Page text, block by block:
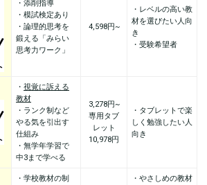
・添削指導
・模試検定あり
・論理的思考を
鍛える「みらい
思考力ワーク」
4,598円~
・レベルの高い教
材を選びたい人向
き
・受験希望者
・ 視覚に訴える
教材
・ランク制など
やる気を引出す
仕組み
・無学年学習で
中3まで学べる
3,278円~
専用タブ
レット
10,978円
・タブレットで楽
しく勉強したい人
向き
・学校教材の制
・やさしめの教材